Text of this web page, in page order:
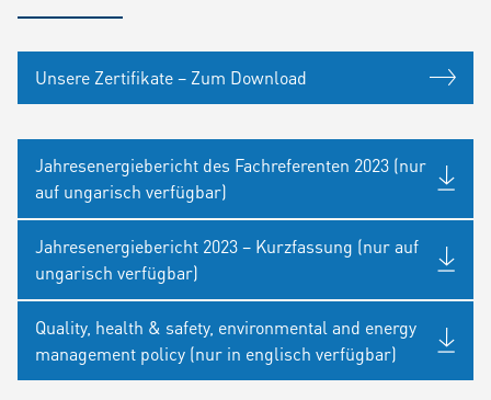
Unsere Zertifikate – Zum Download
Jahresenergiebericht des Fachreferenten 2023 (nur
auf ungarisch verfügbar)
Jahresenergiebericht 2023 – Kurzfassung (nur auf
ungarisch verfügbar)
Quality, health & safety, environmental and energy
management policy (nur in englisch verfügbar)